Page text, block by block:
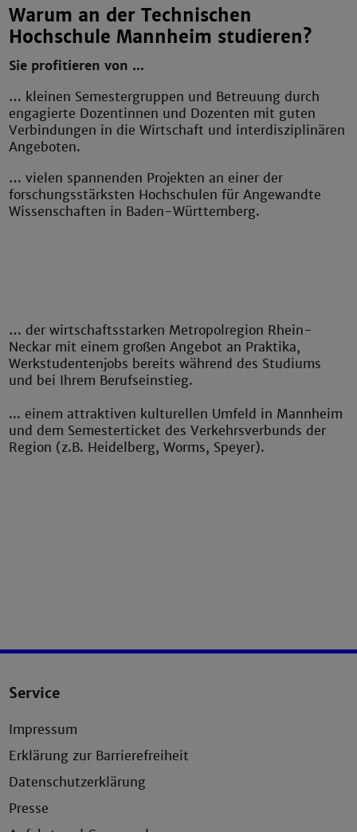
Warum an der Technischen
Hochschule Mannheim studieren?
Sie profitieren von …
… kleinen Semestergruppen und Betreuung durch
engagierte Dozentinnen und Dozenten mit guten
Verbindungen in die Wirtschaft und interdisziplinären
Angeboten.
… vielen spannenden Projekten an einer der
forschungsstärksten Hochschulen für Angewandte
Wissenschaften in Baden-Württemberg.
… der wirtschaftsstarken Metropolregion Rhein-
Neckar mit einem großen Angebot an Praktika,
Werkstudentenjobs bereits während des Studiums
und bei Ihrem Berufseinstieg.
... einem attraktiven kulturellen Umfeld in Mannheim
und dem Semesterticket des Verkehrsverbunds der
Region (z.B. Heidelberg, Worms, Speyer).
Service
Impressum
Erklärung zur Barrierefreiheit
Datenschutzerklärung
Presse